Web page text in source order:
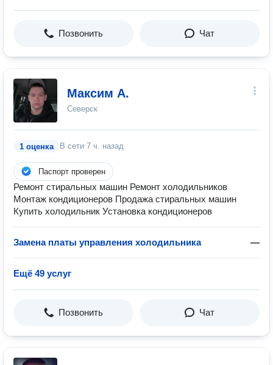
Позвонить Чат
Максим А.
Северск
1 оценка В сети 7 ч. назад
Паспорт проверен
Ремонт стиральных машин Ремонт холодильников
Монтаж кондиционеров Продажа стиральных машин
Купить холодильник Установка кондиционеров
Замена платы управления холодильника —
Ещё 49 услуг
Позвонить Чат